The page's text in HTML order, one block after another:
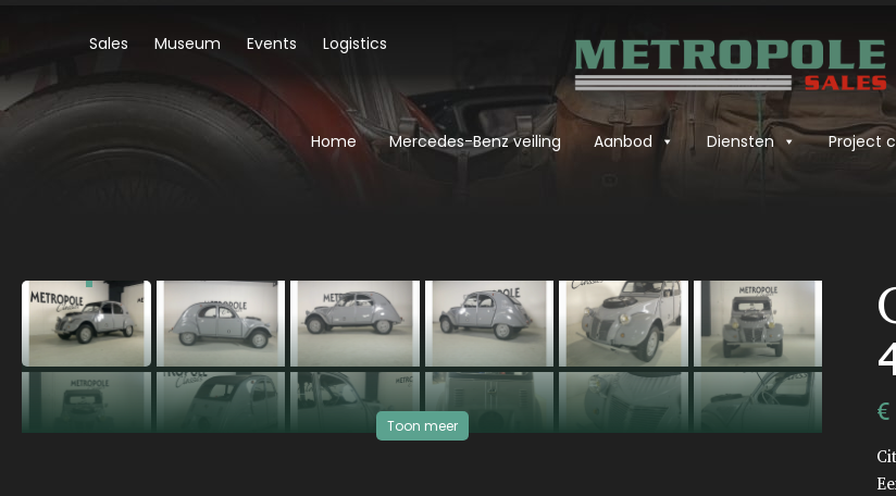
Sales Museum Events Logistics
Home Mercedes-Benz veiling Aanbod Diensten Project
‹ ›
Toon meer